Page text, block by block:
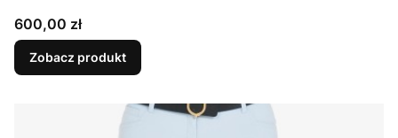
Cena
600,00 zł
Zobacz produkt